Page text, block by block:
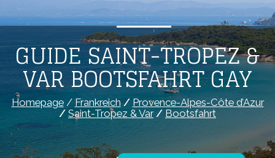
GUIDE SAINT-TROPEZ &
VAR BOOTSFAHRT GAY
Homepage/ Frankreich/ Provence-Alpes-Côte d’Azur
/ Saint-Tropez & Var/ Bootsfahrt